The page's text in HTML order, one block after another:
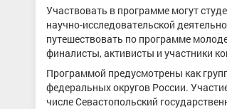
Участвовать в программе могут
научно-исследовательской
путешествовать по программе
финалисты, активисты и участники
Программой предусмотрены как
федеральных округов России.
числе Севастопольский